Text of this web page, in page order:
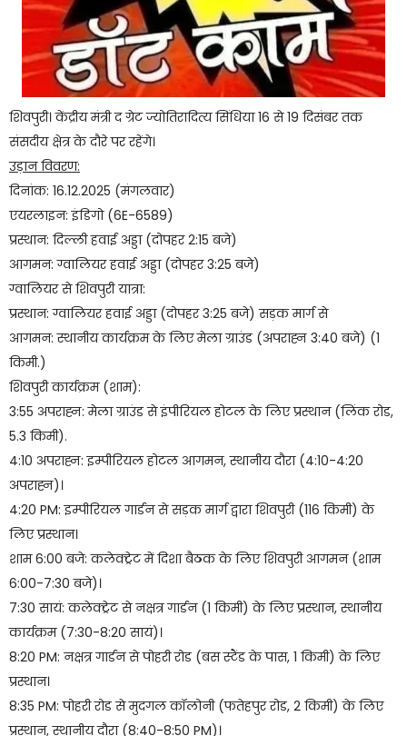
शिवपुरी। केंद्रीय मंत्री द ग्रेट ज्योतिरादित्य सिंधिया 16 से 19 दिसंबर तक
संसदीय क्षेत्र के दौरे पर रहेंगे।
उड़ान विवरण:
दिनांक: 16.12.2025 (मंगलवार)
एयरलाइन: इंडिगो (6E-6589)
प्रस्थान: दिल्ली हवाई अड्डा (दोपहर 2:15 बजे)
आगमन: ग्वालियर हवाई अड्डा (दोपहर 3:25 बजे)
ग्वालियर से शिवपुरी यात्रा:
प्रस्थान: ग्वालियर हवाई अड्डा (दोपहर 3:25 बजे) सड़क मार्ग से
आगमन: स्थानीय कार्यक्रम के लिए मेला ग्राउंड (अपराह्न 3:40 बजे) (1
किमी.)
शिवपुरी कार्यक्रम (शाम):
3:55 अपराह्न: मेला ग्राउंड से इंपीरियल होटल के लिए प्रस्थान (लिंक रोड,
5.3 किमी).
4:10 अपराह्न: इम्पीरियल होटल आगमन, स्थानीय दौरा (4:10-4:20
अपराह्न)।
4:20 PM: इम्पीरियल गार्डन से सड़क मार्ग द्वारा शिवपुरी (116 किमी) के
लिए प्रस्थान।
शाम 6:00 बजे: कलेक्ट्रेट में दिशा बैठक के लिए शिवपुरी आगमन (शाम
6:00-7:30 बजे)।
7:30 सायं: कलेक्ट्रेट से नक्षत्र गार्डन (1 किमी) के लिए प्रस्थान, स्थानीय
कार्यक्रम (7:30-8:20 सायं)।
8:20 PM: नक्षत्र गार्डन से पोहरी रोड (बस स्टैंड के पास, 1 किमी) के लिए
प्रस्थान।
8:35 PM: पोहरी रोड से मुदगल कॉलोनी (फतेहपुर रोड, 2 किमी) के लिए
प्रस्थान, स्थानीय दौरा (8:40-8:50 PM)।